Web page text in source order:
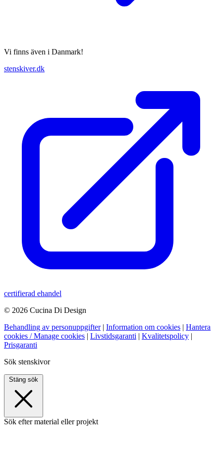
Vi finns även i Danmark!
stenskiver.dk
certifierad ehandel
© 2026 Cucina Di Design
Behandling av personuppgifter | Information om cookies | Hantera
cookies / Manage cookies | Livstidsgaranti | Kvalitetspolicy |
Prisgaranti
Sök stenskivor
Stäng sök
Sök efter material eller projekt